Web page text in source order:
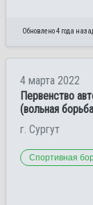
Обновлено 4 года
4 марта 2022
Первенство
(вольная
г. Сургут
Спортивная